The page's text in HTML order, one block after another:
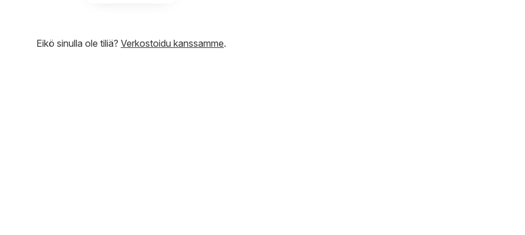
Eikö sinulla ole tiliä? Verkostoidu kanssamme.